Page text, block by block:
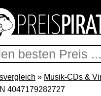
» Musik-CDs &
4047179282727